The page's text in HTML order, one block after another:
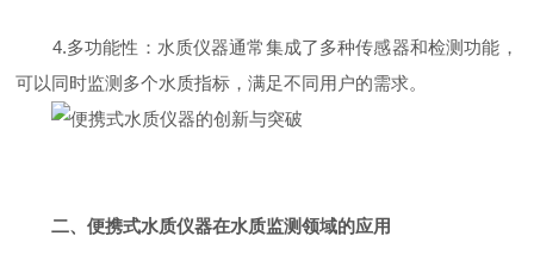
4.多功能性：水质仪器通常集成了多种传感器和检测功能，
可以同时监测多个水质指标，满足不同用户的需求。
二、便携式水质仪器在水质监测领域的应用